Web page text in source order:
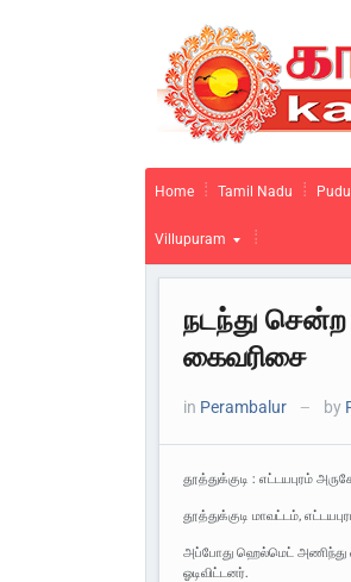
Home Tamil Nadu
Villupuram
நடந்து
கைவரிசை
in Perambalur — by
தூத்துக்குடி : எட்டயபுரம்
தூத்துக்குடி மாவட்டம்,
அப்போது ஹெல்மெட் அணிந்து
ஓடிவிட்டனர்.